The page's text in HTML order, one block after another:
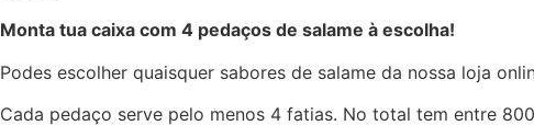
Monta tua caixa com 4 pedaços de salame à escolha!
Podes escolher quaisquer sabores de salame da nossa loja
Cada pedaço serve pelo menos 4 fatias. No total tem entre